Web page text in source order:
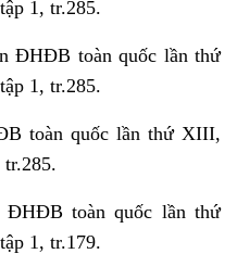
1, tr.285.
ĐHĐB toàn quốc lần thứ
1, tr.285.
toàn quốc lần thứ XIII,
ĐHĐB toàn quốc lần thứ
1, tr.179.